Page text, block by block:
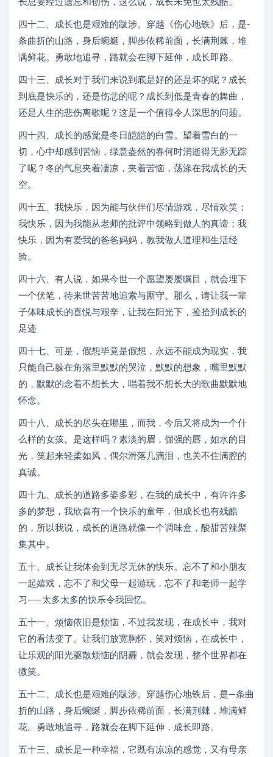
长总要经过遗忘和创伤，这么说，成长未免也太残酷。
四十二、成长也是艰难的跋涉。穿越《伤心地铁》后，是-
条曲折的山路，身后蜿蜒，脚步依稀前面，长满荆棘，堆
满鲜花。勇敢地追寻，路就会在脚下延伸，成长即路。
四十三、成长对于我们来说到底是好的还是坏的呢？成长
到底是快乐的，还是伤悲的呢？成长到低是青春的舞曲，
还是人生的悲伤离歌呢？这是一个值得令人深思的问题。
四十四、成长的感觉是冬日皑皑的白雪。望着雪白的一
切，心中却感到苦恼，绿意盎然的春何时消逝得无影无踪
了呢？冬的气息夹着凄凉，夹着苦恼，荡涤在我成长的天
空。
四十五、我快乐，因为能与伙伴们尽情游戏，尽情欢笑；
我快乐，因为我能从老师的批评中领略到做人的真谛；我
快乐，因为有爱我的爸爸妈妈，教我做人道理和生活经
验。
四十六、有人说，如果今世一个愿望屡屡瞩目，就会埋下
一个伏笔，待来世苦苦地追索与厮守。那么，请让我一辈
子体味成长的喜悦与艰辛，让我在阳光下，捡拾到成长的
足迹
四十七、可是，假想毕竟是假想，永远不能成为现实，我
只能自己躲在角落里默默的哭泣，默默的想象，嘴里默默
的，默默的念着不想长大，唱着我不想长大的歌曲默默地
怀念。
四十八、成长的尽头在哪里，而我，今后又将成为一个什
么样的女孩。是这样吗？素淡的眉，倔强的唇，如水的目
光，笑起来轻柔如风，偶尔滑落几滴泪，也关不住满腔的
真诚。
四十九、成长的道路多姿多彩，在我的成长中，有许许多
多的梦想，我欣喜有一个快乐的童年，但成长也有残酷
的，所以我说，成长的道路就像一个调味盒，酸甜苦辣聚
集其中。
五十、成长让我体会到无尽无休的快乐。忘不了和小朋友
一起嬉戏，忘不了和父母一起游玩，忘不了和老师一起学
习——太多太多的快乐令我回忆。
五十一、烦恼依旧是烦恼，不过我发现，在成长中，我对
它的看法变了。让我们放宽胸怀，笑对烦恼，在成长中，
让乐观的阳光驱散烦恼的阴霾，就会发现，整个世界都在
微笑。
五十二、成长也是艰难的跋涉。穿越伤心地铁后，是—条曲
折的山路，身后蜿蜒，脚步依稀前面，长满荆棘，堆满鲜
花。勇敢地追寻，路就会在脚下延伸，成长即路。
五十三、成长是一种幸福，它既有凉凉的感觉，又有母亲